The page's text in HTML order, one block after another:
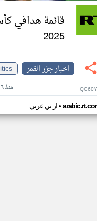
قائمة هدافي
2025
اخبار جزر القمر
منذ ٦ أشهر
ار تي عربي•